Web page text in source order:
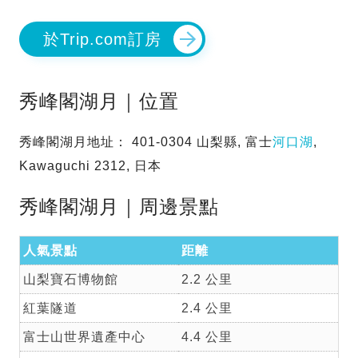
於Trip.com訂房
秀峰閣湖月｜位置
秀峰閣湖月地址： 401-0304 山梨縣, 富士河口湖 ,
Kawaguchi 2312, 日本
秀峰閣湖月｜周邊景點
人氣景點 距離
山梨寶石博物館 2.2 公里
紅葉隧道 2.4 公里
富士山世界遺產中心 4.4 公里